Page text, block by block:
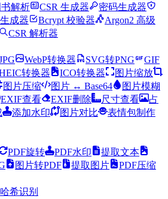
解析 CSR 生成器
密码生成器
成器 Bcrypt 校验器
Argon2 高级
CSR 解析器
WebP转换器 SVG转PNG
GIF
转换器 ICO转换器
图片缩放
图片压缩 图片 ↔ Base64
图片模糊
EXIF查看 EXIF删除 尺寸查看
占
添加水印 图片对比
表情包制作
PDF旋转 PDF水印
提取文本
图片转PDF 提取图片
PDF压缩
哈希识别